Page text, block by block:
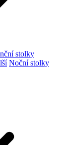
stolky
Noční stolky